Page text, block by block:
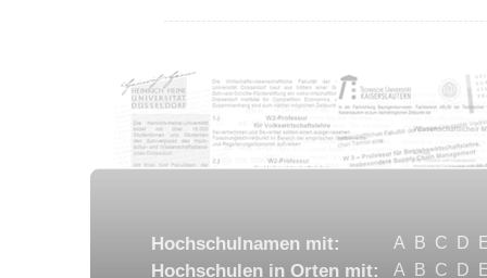
Hochschulnamen mit: A B C D
Hochschulen in Orten mit: A B C D